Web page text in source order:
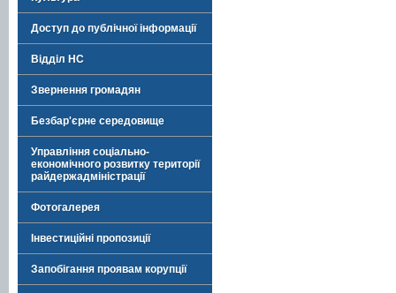
Доступ до публічної інформації
Відділ НС
Звернення громадян
Безбар'єрне середовище
Управління соціально-
економічного розвитку території
райдержадміністрації
Фотогалерея
Інвестиційні пропозиції
Запобігання проявам корупції